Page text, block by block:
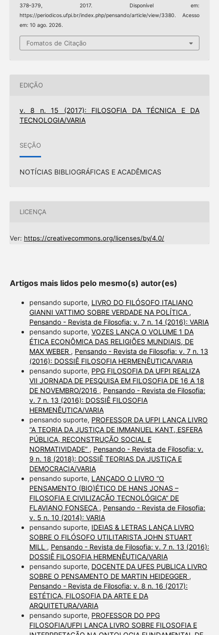
378–379, 2017. Disponível em:
https://periodicos.ufpi.br/index.php/pensando/article/view/3380. Acesso
em: 10 ago. 2026.
Fomatos de Citação
EDIÇÃO
v. 8 n. 15 (2017): FILOSOFIA DA TÉCNICA E DA
TECNOLOGIA/VARIA
SEÇÃO
NOTÍCIAS BIBLIOGRÁFICAS E ACADÊMICAS
LICENÇA
Ver: https://creativecommons.org/licenses/by/4.0/
Artigos mais lidos pelo mesmo(s) autor(es)
pensando suporte, LIVRO DO FILÓSOFO ITALIANO
GIANNI VATTIMO SOBRE VERDADE NA POLÍTICA ,
Pensando - Revista de Filosofia: v. 7 n. 14 (2016): VARIA
pensando suporte, VOZES LANÇA O VOLUME 1 DA
ÉTICA ECONÔMICA DAS RELIGIÕES MUNDIAIS, DE
MAX WEBER , Pensando - Revista de Filosofia: v. 7 n. 13
(2016): DOSSIÊ FILOSOFIA HERMENÊUTICA/VARIA
pensando suporte, PPG FILOSOFIA DA UFPI REALIZA
VII JORNADA DE PESQUISA EM FILOSOFIA DE 16 A 18
DE NOVEMBRO/2016 , Pensando - Revista de Filosofia:
v. 7 n. 13 (2016): DOSSIÊ FILOSOFIA
HERMENÊUTICA/VARIA
pensando suporte, PROFESSOR DA UFPI LANÇA LIVRO
“A TEORIA DA JUSTIÇA DE IMMANUEL KANT, ESFERA
PÚBLICA, RECONSTRUÇÃO SOCIAL E
NORMATIVIDADE” , Pensando - Revista de Filosofia: v.
9 n. 18 (2018): DOSSIÊ TEORIAS DA JUSTIÇA E
DEMOCRACIA/VARIA
pensando suporte, LANÇADO O LIVRO “O
PENSAMENTO (BIO)ÉTICO DE HANS JONAS –
FILOSOFIA E CIVILIZAÇÃO TECNOLÓGICA” DE
FLAVIANO FONSECA , Pensando - Revista de Filosofia:
v. 5 n. 10 (2014): VARIA
pensando suporte, IDEIAS & LETRAS LANÇA LIVRO
SOBRE O FILÓSOFO UTILITARISTA JOHN STUART
MILL , Pensando - Revista de Filosofia: v. 7 n. 13 (2016):
DOSSIÊ FILOSOFIA HERMENÊUTICA/VARIA
pensando suporte, DOCENTE DA UFES PUBLICA LIVRO
SOBRE O PENSAMENTO DE MARTIN HEIDEGGER ,
Pensando - Revista de Filosofia: v. 8 n. 16 (2017):
ESTÉTICA, FILOSOFIA DA ARTE E DA
ARQUITETURA/VARIA
pensando suporte, PROFESSOR DO PPG
FILOSOFIA/UFPI LANÇA LIVRO SOBRE FILOSOFIA E